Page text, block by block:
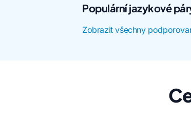
Populární jazykové
Zobrazit všechny